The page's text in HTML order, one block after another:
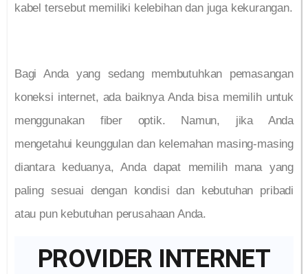
kabel tersebut memiliki kelebihan dan juga kekurangan.
Bagi Anda yang sedang membutuhkan pemasangan
koneksi internet, ada baiknya Anda bisa memilih untuk
menggunakan fiber optik. Namun, jika Anda
mengetahui keunggulan dan kelemahan masing-masing
diantara keduanya, Anda dapat memilih mana yang
paling sesuai dengan kondisi dan kebutuhan pribadi
atau pun kebutuhan perusahaan Anda.
PROVIDER INTERNET